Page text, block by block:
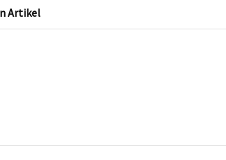
Artikel